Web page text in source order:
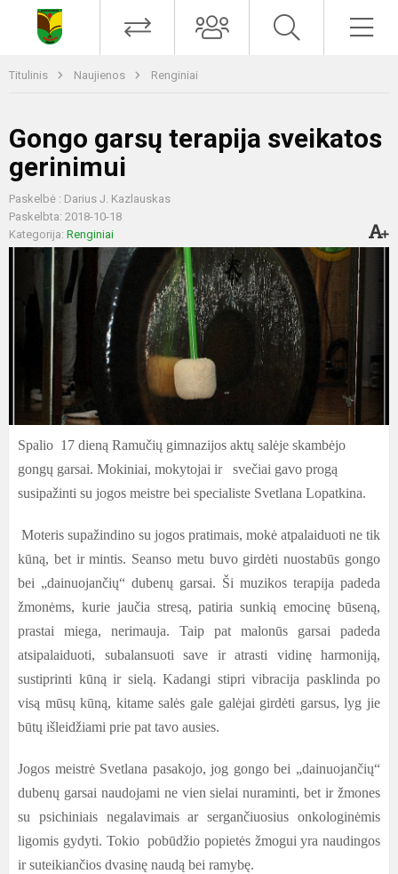
Titulinis Naujienos Renginiai
Gongo garsų terapija sveikatos
gerinimui
Paskelbė : Darius J. Kazlauskas
Paskelbta: 2018-10-18
Kategorija: Renginiai
Spalio 17 dieną Ramučių gimnazijos aktų salėje skambėjo
gongų garsai. Mokiniai, mokytojai ir svečiai gavo progą
susipažinti su jogos meistre bei specialiste Svetlana Lopatkina.
Moteris supažindino su jogos pratimais, mokė atpalaiduoti ne tik
kūną, bet ir mintis. Seanso metu buvo girdėti nuostabūs gongo
bei „dainuojančių“ dubenų garsai. Ši muzikos terapija padeda
žmonėms, kurie jaučia stresą, patiria sunkią emocinę būseną,
prastai miega, nerimauja. Taip pat malonūs garsai padeda
atsipalaiduoti, subalansuoti save ir atrasti vidinę harmoniją,
sustiprinti kūną ir sielą. Kadangi stipri vibracija pasklinda po
visą mūsų kūną, kitame salės gale galėjai girdėti garsus, lyg jie
būtų išleidžiami prie pat tavo ausies.
Jogos meistrė Svetlana pasakojo, jog gongo bei „dainuojančių“
dubenų garsai naudojami ne vien sielai nuraminti, bet ir žmones
su psichiniais negalavimais ar sergančiuosius onkologinėmis
ligomis gydyti. Tokio pobūdžio popietės žmogui yra naudingos
ir suteikiančios dvasinę naudą bei ramybę.